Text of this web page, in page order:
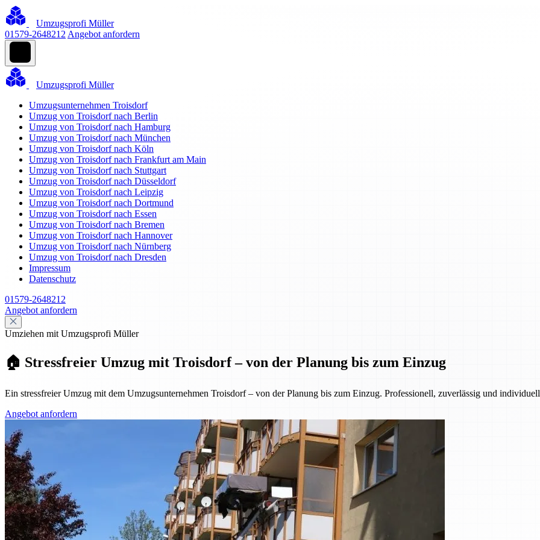
Umzugsprofi Müller
01579-2648212 Angebot anfordern
Umzugsprofi Müller
Umzugsunternehmen Troisdorf
Umzug von Troisdorf nach Berlin
Umzug von Troisdorf nach Hamburg
Umzug von Troisdorf nach München
Umzug von Troisdorf nach Köln
Umzug von Troisdorf nach Frankfurt am Main
Umzug von Troisdorf nach Stuttgart
Umzug von Troisdorf nach Düsseldorf
Umzug von Troisdorf nach Leipzig
Umzug von Troisdorf nach Dortmund
Umzug von Troisdorf nach Essen
Umzug von Troisdorf nach Bremen
Umzug von Troisdorf nach Hannover
Umzug von Troisdorf nach Nürnberg
Umzug von Troisdorf nach Dresden
Impressum
Datenschutz
01579-2648212
Angebot anfordern
Umziehen mit Umzugsprofi Müller
🏠 Stressfreier Umzug mit Troisdorf – von der Planung bis zum Einzug
Ein stressfreier Umzug mit dem Umzugsunternehmen Troisdorf – von der Planung bis zum Einzug. Professionell, zuverlässig und
Angebot anfordern